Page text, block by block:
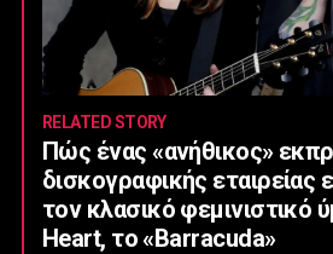
RELATED STORY
Πώς ένας «ανήθικος»
δισκογραφικής εταιρείας
τον κλασικό φεμινιστικό
Heart, το «Barracuda»